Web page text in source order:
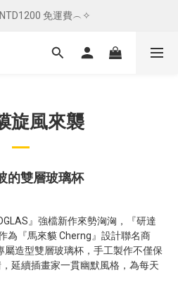
免運費︵✧
免運費︵✧
全館滿 $800 贈紅包袋
旋風來襲
的雙層玻璃杯
』強檔新作來勢洶洶，『研達
為『馬來貘 Cherng』設計聯名商
造型雙層玻璃杯，手工製作不僅保
延續插畫家一貫幽默風格，為每天